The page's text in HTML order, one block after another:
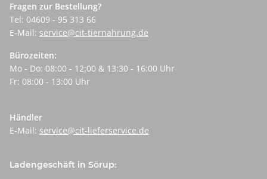
Fragen zur Bestellung?
Tel: 04609 - 95 313 66
E-Mail: service@cit-tiernahrung.de
Bürozeiten:
Mo - Do: 08:00 - 12:00 & 13:30 - 16:00 Uhr
Fr: 08:00 - 13:00 Uhr
Händler
E-Mail: service@cit-lieferservice.de
Ladengeschäft in Sörup: